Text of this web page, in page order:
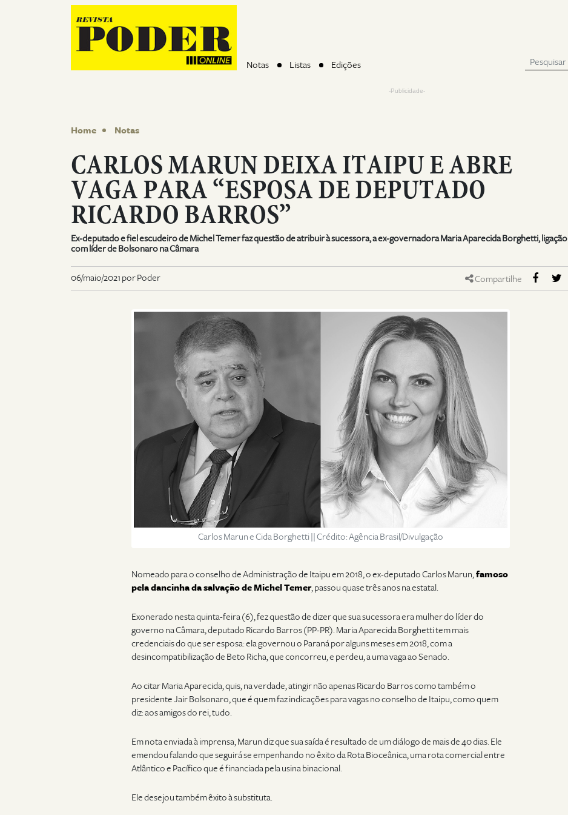
Notas Listas Edições
-Publicidade-
Home Notas
CARLOS MARUN DEIXA ITAIPU E ABRE
VAGA PARA “ESPOSA DE DEPUTADO
RICARDO BARROS”
Ex-deputado e fiel escudeiro de Michel Temer faz questão de atribuir à sucessora, a ex-governadora Maria Aparecida Borghetti, ligação
com líder de Bolsonaro na Câmara
06/maio/2021 por Poder Compartilhe
Carlos Marun e Cida Borghetti || Crédito: Agência Brasil/Divulgação
Nomeado para o conselho de Administração de Itaipu em 2018, o ex-deputado Carlos Marun,famoso
pela dancinha da salvação de Michel Temer, passou quase três anos na estatal.
Exonerado nesta quinta-feira (6), fez questão de dizer que sua sucessora era mulher do líder do
governo na Câmara, deputado Ricardo Barros (PP-PR). Maria Aparecida Borghetti tem mais
credenciais do que ser esposa: ela governou o Paraná por alguns meses em 2018, com a
desincompatibilização de Beto Richa, que concorreu, e perdeu, a uma vaga ao Senado.
Ao citar Maria Aparecida, quis, na verdade, atingir não apenas Ricardo Barros como também o
presidente Jair Bolsonaro, que é quem faz indicações para vagas no conselho de Itaipu, como quem
diz: aos amigos do rei, tudo.
Em nota enviada à imprensa, Marun diz que sua saída é resultado de um diálogo de mais de 40 dias. Ele
emendou falando que seguirá se empenhando no êxito da Rota Bioceânica, uma rota comercial entre
Atlântico e Pacífico que é financiada pela usina binacional.
Ele desejou também êxito à substituta.